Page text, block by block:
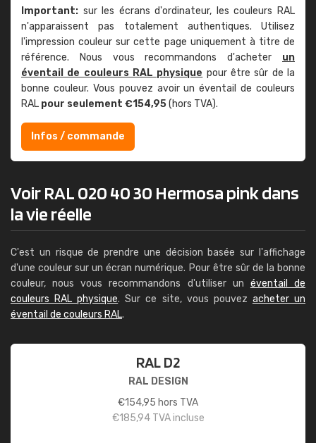
Important: sur les écrans d'ordinateur, les couleurs RAL
n'apparaissent pas totalement authentiques. Utilisez
l'impression couleur sur cette page uniquement à titre de
référence. Nous vous recommandons d'acheter un
éventail de couleurs RAL physique pour être sûr de la
bonne couleur. Vous pouvez avoir un éventail de couleurs
RAL pour seulement €154,95(hors TVA).
Infos / commande
Voir RAL 020 40 30 Hermosa pink dans
la vie réelle
C'est un risque de prendre une décision basée sur l'affichage
d'une couleur sur un écran numérique. Pour être sûr de la bonne
couleur, nous vous recommandons d'utiliser un éventail de
couleurs RAL physique. Sur ce site, vous pouvez acheter un
éventail de couleurs RAL.
RAL D2
RAL DESIGN
€154,95 hors TVA
€185,94TVA incluse